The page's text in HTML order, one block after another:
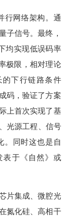
行网络架构。通
子信号。最终，
均实现低误码率
极限，相对理论
的下行链路条件
码，验证了方案
上首次实现了基
光源工程、信号
。同时这也是自
表于《自然》或
片集成、微腔光
氮化硅、高相干